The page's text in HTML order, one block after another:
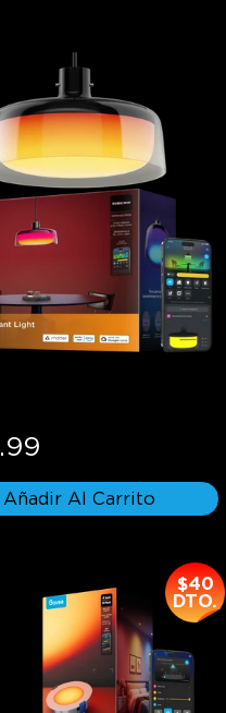
Añadir Al Carrito
$40
DTO.